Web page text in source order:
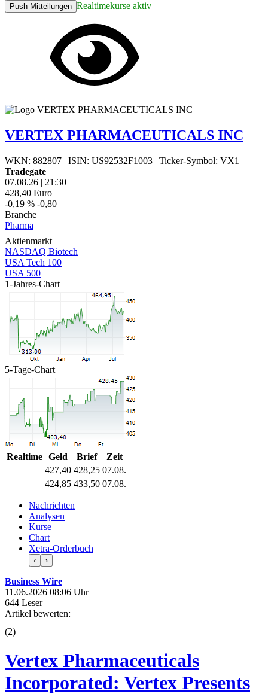
Push Mitteilungen Realtimekurse aktiv
VERTEX PHARMACEUTICALS INC
WKN: 882807 | ISIN: US92532F1003 | Ticker-Symbol: VX1
Tradegate
07.08.26 | 21:30
428,40 Euro
-0,19 % -0,80
Branche
Pharma
Aktienmarkt
NASDAQ Biotech
USA Tech 100
USA 500
1-Jahres-Chart
5-Tage-Chart
Realtime Geld Brief
Zeit
427,40 428,25 07.08.
424,85 433,50 07.08.
Nachrichten
Analysen
Kurse
Chart
Xetra-Orderbuch
‹ ›
Business Wire
11.06.2026 08:06 Uhr
644 Leser
Artikel bewerten:
(2)
Vertex Pharmaceuticals
Incorporated: Vertex Presents